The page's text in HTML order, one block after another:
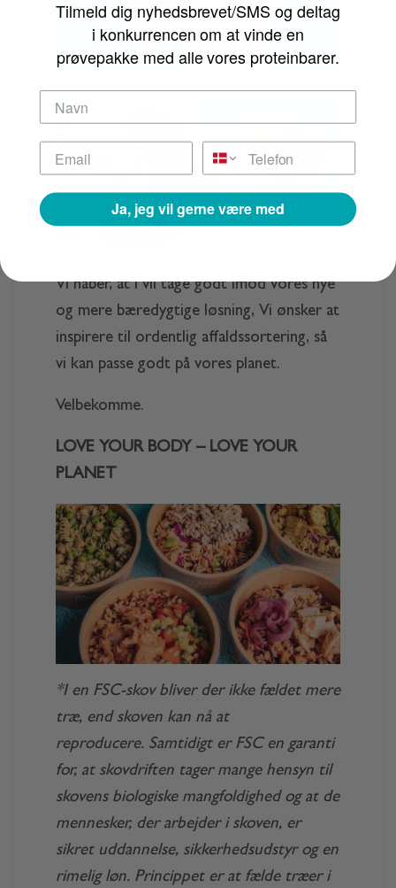
Vi håber, at I vil tage godt imod vores nye
og mere bæredygtige løsning, Vi ønsker at
inspirere til ordentlig affaldssortering, så
vi kan passe godt på vores planet.
Velbekomme.
LOVE YOUR BODY – LOVE YOUR
PLANET
*I en FSC-skov bliver der ikke fældet mere
træ, end skoven kan nå at
reproducere. Samtidigt er FSC en garanti
for, at skovdriften tager mange hensyn til
skovens biologiske mangfoldighed og at de
mennesker, der arbejder i skoven, er
sikret uddannelse, sikkerhedsudstyr og en
rimelig løn. Princippet er at fælde træer i
Tilmeld dig nyhedsbrevet/SMS og deltag
i konkurrencen om at vinde en
prøvepakke med alle vores proteinbarer.
Ja, jeg vil gerne være med